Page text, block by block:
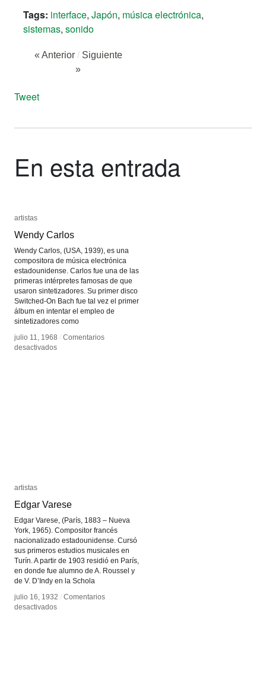
Tags: interface, Japón, música electrónica,
sistemas, sonido
« Anterior / Siguiente
»
Tweet
En esta entrada
artistas
Wendy Carlos
Wendy Carlos, (USA, 1939), es una
compositora de música electrónica
estadounidense. Carlos fue una de las
primeras intérpretes famosas de que
usaron sintetizadores. Su primer disco
Switched-On Bach fue tal vez el primer
álbum en intentar el empleo de
sintetizadores como
julio 11, 1968 / Comentarios
desactivadosen
artistas
Wendy Carlos
julio 11, 1968 / Comentarios
desactivadosen
artistas
Edgar Varese
Edgar Varese, (París, 1883 – Nueva
York, 1965). Compositor francés
nacionalizado estadounidense. Cursó
sus primeros estudios musicales en
Turín. A partir de 1903 residió en París,
en donde fue alumno de A. Roussel y
de V. D’Indy en la Schola
julio 16, 1932 / Comentarios
desactivadosen
artistas
Edgar Varese
julio 16, 1932 / Comentarios
desactivadosen